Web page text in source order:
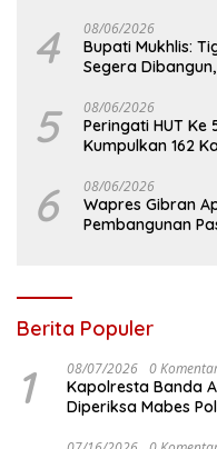
4 08/06/2026
Bupati Mukhlis:
Segera
5 08/06/2026
Peringati HUT Ke
Kumpulkan 162
6 08/06/2026
Wapres Gibran
Pembangunan
Berita Populer
1 08/07/2026 0
Kapolresta Banda
Diperiksa Mabes